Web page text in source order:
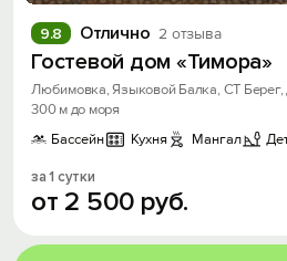
Отлично 2 отзыва
9.8
Гостевой дом «Тимора»
Любимовка, Языковой Балка, СТ Берег,
300 м до моря
Бассейн
Кухня Мангал
за 1 сутки
от 2 500 руб.